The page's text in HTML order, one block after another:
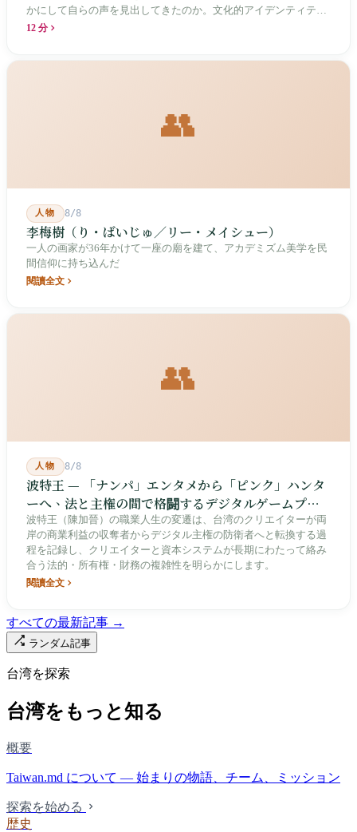
かにして自らの声を見出してきたのか。文化的アイデンティティ
と専門的制度の30年にわたる進化の歴史。
12 分
👥
人物 8/8
李梅樹（り・ばいじゅ／リー・メイシュー）
一人の画家が36年かけて一座の廟を建て、アカデミズム美学を民
間信仰に持ち込んだ
閱讀全文
👥
人物 8/8
波特王 — 「ナンパ」エンタメから「ピンク」ハンタ
ーへ、法と主権の間で格闘するデジタルゲームプレ
イヤー
波特王（陳加晉）の職業人生の変遷は、台湾のクリエイターが両
岸の商業利益の収奪者からデジタル主権の防衛者へと転換する過
程を記録し、クリエイターと資本システムが長期にわたって絡み
合う法的・所有権・財務の複雑性を明らかにします。
閱讀全文
すべての最新記事 →
ランダム記事
台湾を探索
台湾をもっと知る
概要
Taiwan.md について — 始まりの物語、チーム、ミッション
探索を始める
歴史